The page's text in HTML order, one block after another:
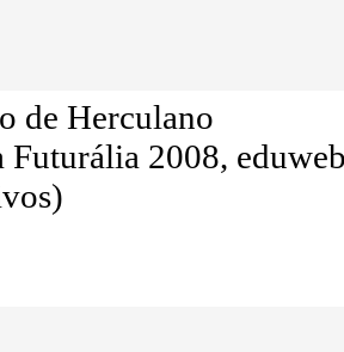
de Herculano
Futurália 2008,